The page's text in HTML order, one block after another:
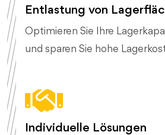
Entlastung von
Optimieren Sie Ihre
und sparen Sie hohe
Individuelle Lösungen